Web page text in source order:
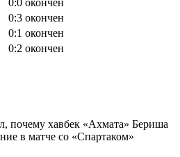
0:0 окончен
0:3 окончен
0:1 окончен
0:2 окончен
почему хавбек «Ахмата» Бериша
в матче со «Спартаком»